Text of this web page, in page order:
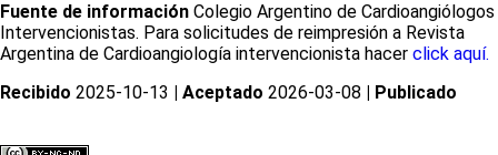
Fuente de información Colegio Argentino de Cardioangiólogos
Intervencionistas. Para solicitudes de reimpresión a Revista
Argentina de Cardioangiología intervencionista hacer click aquí.
Recibido 2025-10-13 | Aceptado 2026-03-08 | Publicado